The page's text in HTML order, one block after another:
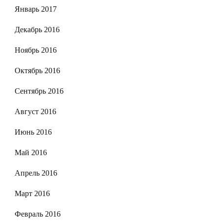
Январь 2017
Декабрь 2016
Ноябрь 2016
Октябрь 2016
Сентябрь 2016
Август 2016
Июнь 2016
Май 2016
Апрель 2016
Март 2016
Февраль 2016